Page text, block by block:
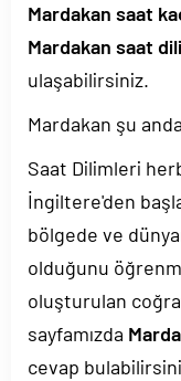
Mardakan saat
Mardakan saat
ulaşabilirsiniz.
Mardakan şu
Saat Dilimleri
İngiltere'den
bölgede ve
olduğunu
oluşturulan
sayfamızda
cevap